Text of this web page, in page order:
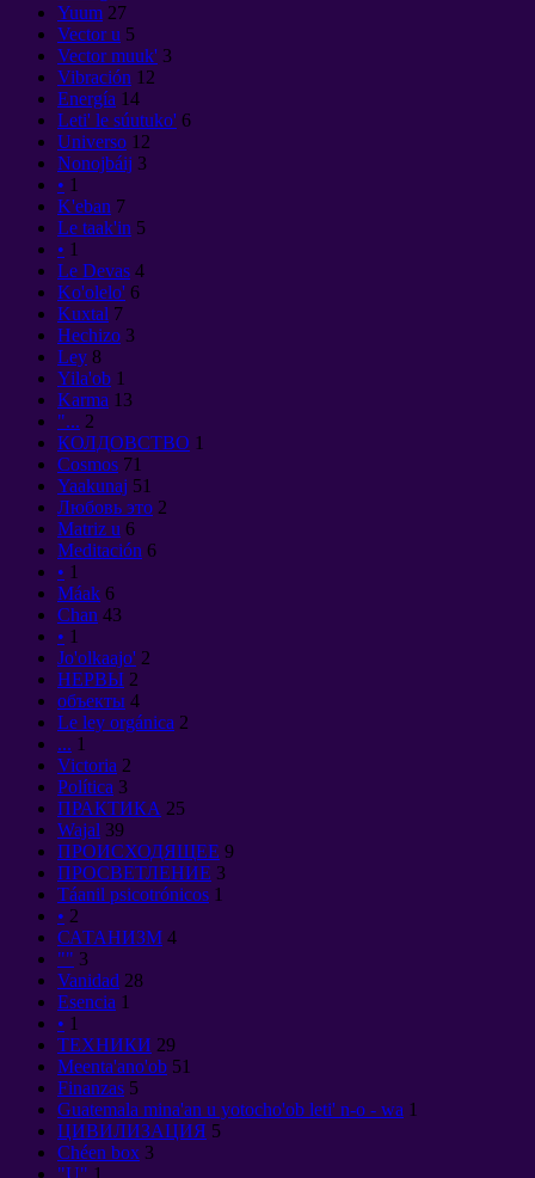
Yuum 27
Vector u 5
Vector muuk' 3
Vibración 12
Energía 14
Leti' le súutuko' 6
Universo 12
Nonojbáij 3
• 1
K'eban 7
Le taak'in 5
• 1
Le Devas 4
Ko'olelo' 6
Kuxtal 7
Hechizo 3
Ley 8
Yila'ob 1
Karma 13
"... 2
КОЛДОВСТВО 1
Cosmos 71
Yaakunaj 51
Любовь это 2
Matriz u 6
Meditación 6
• 1
Máak 6
Chan 43
• 1
Jo'olkaajo' 2
НЕРВЫ 2
объекты 4
Le ley orgánica 2
... 1
Victoria 2
Política 3
ПРАКТИКА 25
Wajal 39
ПРОИСХОДЯЩЕЕ 9
ПРОСВЕТЛЕНИЕ 3
Táanil psicotrónicos 1
• 2
САТАНИЗМ 4
"" 3
Vanidad 28
Esencia 1
• 1
ТЕХНИКИ 29
Meenta'ano'ob 51
Finanzas 5
Guatemala mina'an u yotocho'ob leti' n-o - wa 1
ЦИВИЛИЗАЦИЯ 5
Chéen box 3